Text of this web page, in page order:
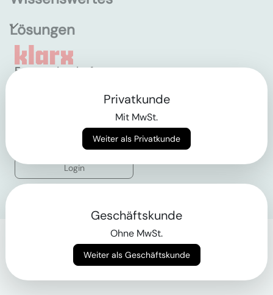
Lösungen
Empowering the future
Login
Privatkunde
Mit MwSt.
Weiter als Privatkunde
Geschäftskunde
Ohne MwSt.
Weiter als Geschäftskunde